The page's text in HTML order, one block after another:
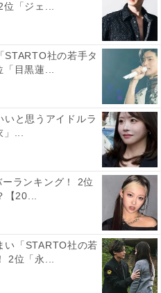
枚組(スマプラ対応))(全3
:ZONEビジュアルクリアカー
で見る
をAmazonで見る
「ジェ...
STARTO社の若手タ
目黒蓮...
いと思うアイドルラ
...
ーランキング！ 2位
【20...
い「STARTO社の若
2位「永...